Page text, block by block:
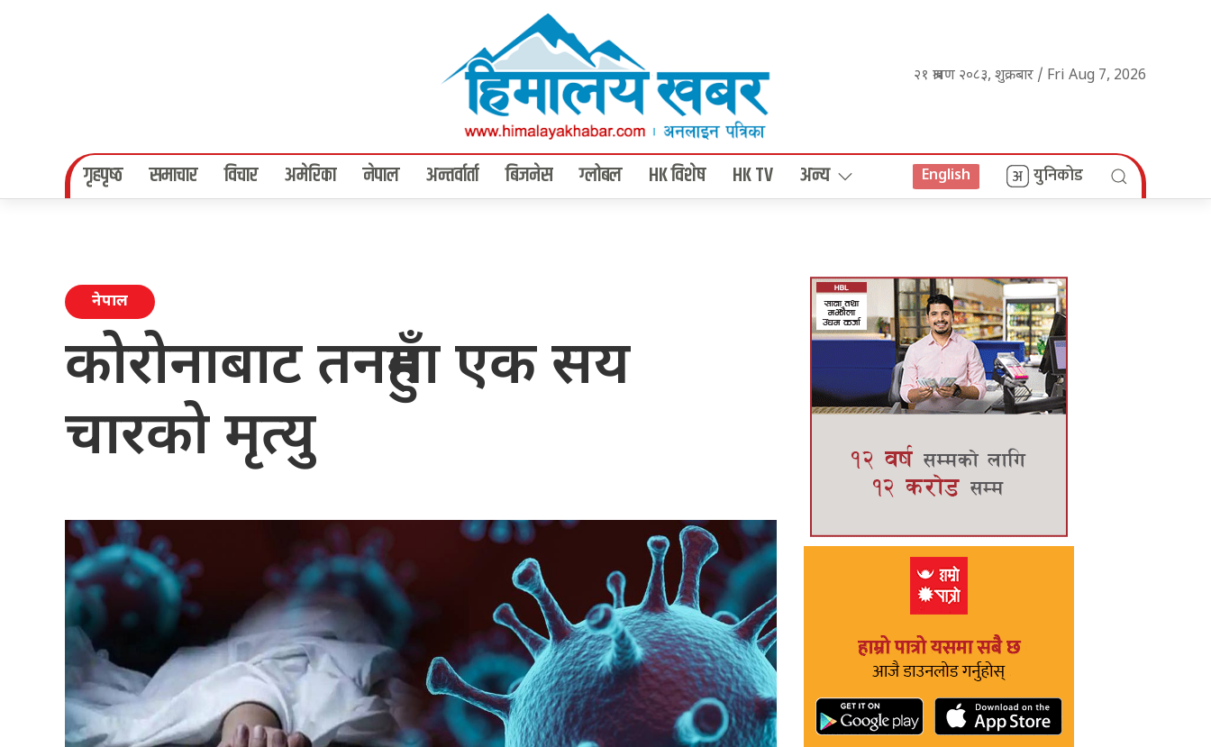
२१ श्रावण २०८३, शुक्रबार / Fri Aug 7, 2026
गृहपृष्‍ठ समाचार विचार अमेरिका नेपाल अन्तर्वार्ता बिजनेस ग्लोबल HK विशेष HK TV अन्य English युनिकोड
नेपाल
कोरोनाबाट तनहुँमा एक सय
चारको मृत्यु